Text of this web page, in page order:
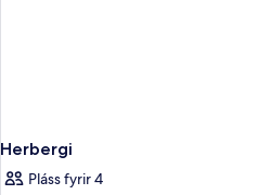
Herbergi
Pláss fyrir 4